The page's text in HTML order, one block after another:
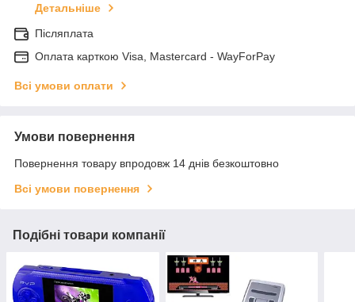
Детальніше
Післяплата
Оплата карткою Visa, Mastercard - WayForPay
Всі умови оплати
Умови повернення
Повернення товару впродовж 14 днів безкоштовно
Всі умови повернення
Подібні товари компанії